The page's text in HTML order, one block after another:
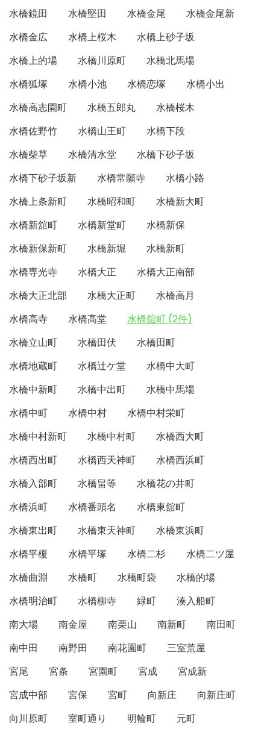
水橋鏡田
水橋堅田 水橋金尾
水橋金尾新
水橋金広
水橋上桜木
水橋上砂子坂
水橋上的場
水橋川原町
水橋北馬場
水橋狐塚
水橋小池 水橋恋塚
水橋小出
水橋高志園町
水橋五郎丸
水橋桜木
水橋佐野竹
水橋山王町
水橋下段
水橋柴草
水橋清水堂
水橋下砂子坂
水橋下砂子坂新
水橋常願寺
水橋小路
水橋上条新町
水橋昭和町
水橋新大町
水橋新舘町
水橋新堂町
水橋新保
水橋新保新町
水橋新堀
水橋新町
水橋専光寺
水橋大正
水橋大正南部
水橋大正北部
水橋大正町
水橋高月
水橋高寺
水橋高堂
水橋舘町 (2件)
水橋立山町
水橋田伏
水橋田町
水橋地蔵町
水橋辻ケ堂
水橋中大町
水橋中新町
水橋中出町
水橋中馬場
水橋中町
水橋中村
水橋中村栄町
水橋中村新町
水橋中村町
水橋西大町
水橋西出町
水橋西天神町
水橋西浜町
水橋入部町
水橋畠等
水橋花の井町
水橋浜町
水橋番頭名
水橋東舘町
水橋東出町
水橋東天神町
水橋東浜町
水橋平榎
水橋平塚 水橋二杉
水橋二ツ屋
水橋曲淵
水橋町 水橋町袋
水橋的場
水橋明治町
水橋柳寺 緑町
湊入船町
南大場
南金屋 南栗山 南新町
南田町
南中田
南野田 南花園町
三室荒屋
宮尾
宮条 宮園町 宮成
宮成新
宮成中部
宮保 宮町 向新庄
向新庄町
向川原町
室町通り 明輪町 元町